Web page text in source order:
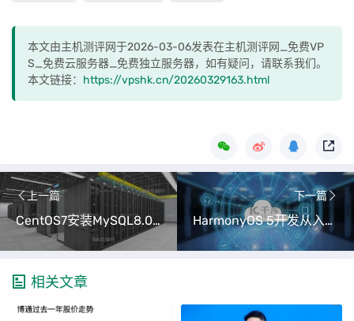
本文由主机测评网于2026-03-06发表在主机测评网_免费VP
S_免费云服务器_免费独立服务器，如有疑问，请联系我们。
本文链接： https://vpshk.cn/20260329163.html
上一篇
CentOS7安装MySQL8.0详细教程（手把手教你配置数据库）
下一篇
HarmonyOS 5开发从入门到精通（二）：ArkTS语言基础与声明式UI （掌握声明式UI构建跨设备应用）
相关文章